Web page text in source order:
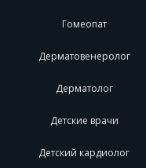
Гомеопат
Дерматовенеролог
Дерматолог
Детские врачи
Детский кардиолог